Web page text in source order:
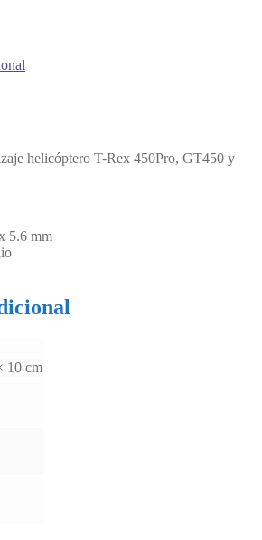
helicóptero T-Rex 450Pro, GT450 y
5.6 mm
10 cm